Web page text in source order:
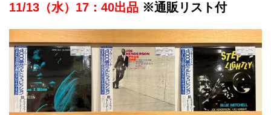
11/13（水）17：40出品 ※通販リスト付